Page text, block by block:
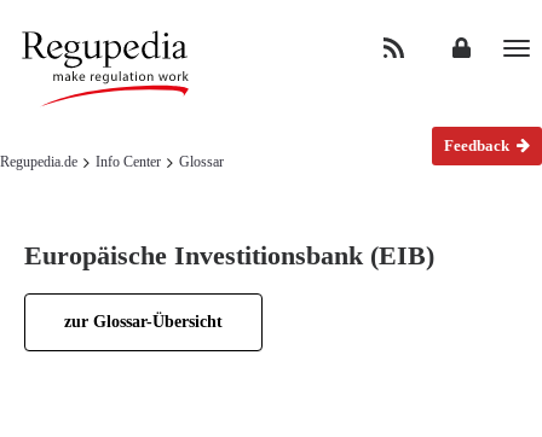
Regupedia.de Info Center Glossar
Feedback
Europäische Investitionsbank (EIB)
zur Glossar-Übersicht